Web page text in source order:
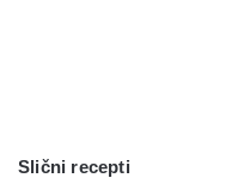
Slični recepti